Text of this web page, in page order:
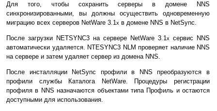
Для того, чтобы сохранить серверы в домене NNS
синхронизированными, вы должны осуществить одновременную
миграцию всех серверов NetWare 3.1x в домене NNS в NetSync.
После загрузки NETSYNC3 на сервере NetWare 3.1x
сервис NNS
автоматически удаляется. NTESYNC3 NLM проверяет наличие NNS
на сервере и затем удаляет сервер из домена NNS.
После инсталляции NetSync профили в NNS преобразуются в
профили службы Каталога NetWare. Процедуры регистрации
профиля в NNS назначаются объектами типа Профиль и остаются
доступными для использования.